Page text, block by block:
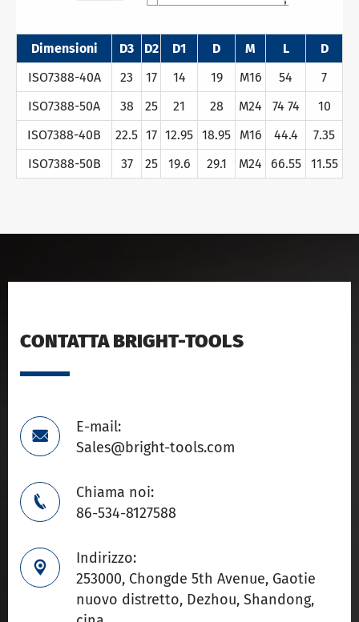
Dimensioni D3 D2 D1 D M L
D
ISO7388-40A
23 17 14 19 M16 54
7
ISO7388-50A
38 25 21 28 M24 74 74
10
ISO7388-40B
22.5 17 12.95 18.95 M16 44.4
7.35
ISO7388-50B
37 25 19.6 29.1 M24 66.55 11.55
CONTATTA BRIGHT-TOOLS

E-mail:
Sales@bright-tools.com

Chiama noi:
86-534-8127588

Indirizzo:
253000, Chongde 5th Avenue, Gaotie
nuovo distretto, Dezhou, Shandong,